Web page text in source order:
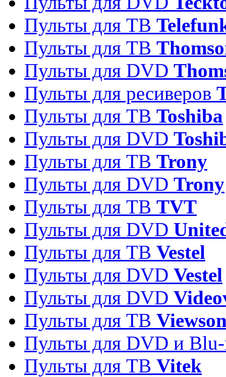
Пульты для ТВ
Пульты для ТВ
Пульты для DVD
Пульты для ресиверов
Пульты для ТВ Toshiba
Пульты для DVD
Пульты для ТВ Trony
Пульты для DVD Trony
Пульты для ТВ TVT
Пульты для DVD
Пульты для ТВ Vestel
Пульты для DVD Vestel
Пульты для DVD
Пульты для ТВ
Пульты для DVD и
Пульты для ТВ Vitek